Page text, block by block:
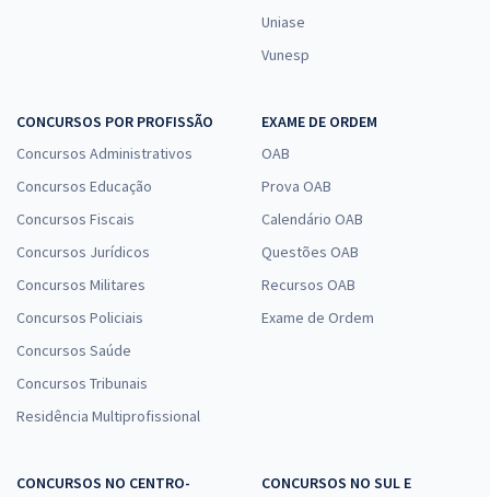
Uniase
Vunesp
CONCURSOS POR PROFISSÃO
Concursos Administrativos
Concursos Educação
Concursos Fiscais
Concursos Jurídicos
Concursos Militares
Concursos Policiais
Concursos Saúde
Concursos Tribunais
Residência Multiprofissional
EXAME DE ORDEM
OAB
Prova OAB
Calendário OAB
Questões OAB
Recursos OAB
Exame de Ordem
CONCURSOS NO CENTRO-
CONCURSOS NO SUL E